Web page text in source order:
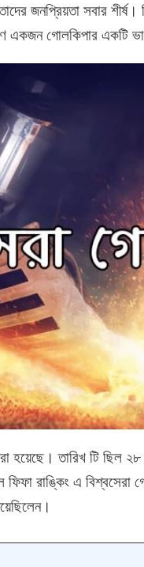
জনপ্রিয়তা সবার
একজন গোলকিপার একটি
হয়েছে। তারিখ টি ছিল
রাঙ্কিং এ বিশ্বসেরা